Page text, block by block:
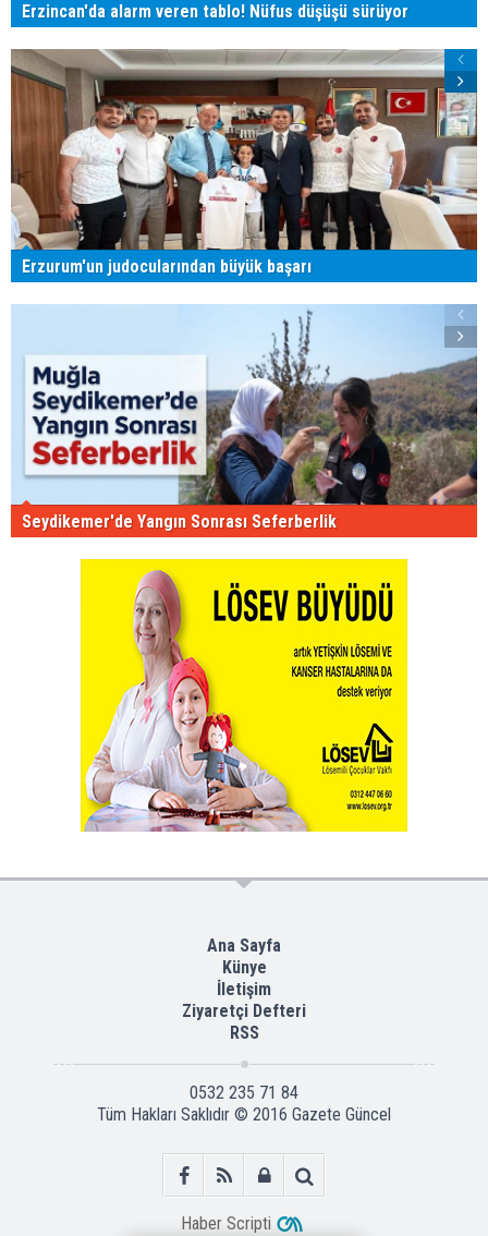
Erzincan'da alarm veren tablo! Nüfus düşüşü sürüyor
Erzurum'un judocularından büyük başarı
Seydikemer'de Yangın Sonrası Seferberlik
Ana Sayfa
Künye
İletişim
Ziyaretçi Defteri
RSS
0532 235 71 84
Tüm Hakları Saklıdır © 2016 Gazete Güncel
Haber Scripti